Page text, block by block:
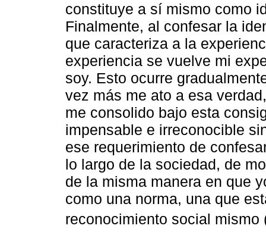
constituye a sí mismo como
Finalmente, al confesar la
que caracteriza a la
experiencia se vuelve mi
soy. Esto ocurre
vez más me ato a esa
me consolido bajo esta
impensable e irreconocible
ese requerimiento de
lo largo de la sociedad, de
de la misma manera en que
como una norma, una que
reconocimiento social mismo